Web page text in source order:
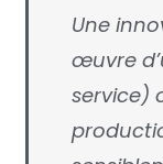
Une
œuvre
service)